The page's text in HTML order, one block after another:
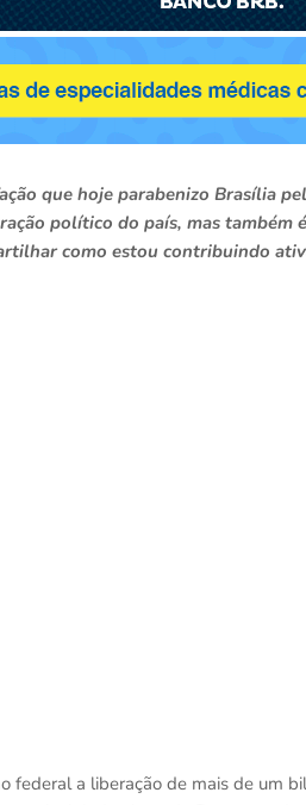
que hoje parabenizo Brasília
político do país, mas também
como estou contribuindo
a liberação de mais de um